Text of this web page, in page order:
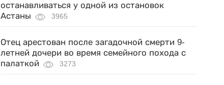
останавливаться у одной из остановок
Астаны
3965
Отец арестован после загадочной смерти 9-
летней дочери во время семейного похода с
палаткой
3273